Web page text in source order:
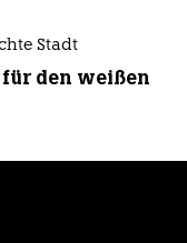
Stadt
für den weißen